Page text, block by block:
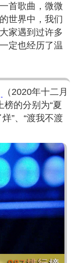
首歌曲，微微
世界中，我们
家遇到过许多
定也经历了温
（2020年十二月
榜的分别为“夏
”、“渡我不渡